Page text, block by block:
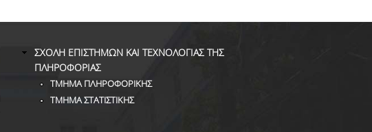
ΣΧΟΛΗ ΕΠΙΣΤΗΜΩΝ ΚΑΙ ΤΕΧΝΟΛΟΓΙΑΣ ΤΗΣ
ΠΛΗΡΟΦΟΡΙΑΣ
ΤΜΗΜΑ ΠΛΗΡΟΦΟΡΙΚΗΣ
ΤΜΗΜΑ ΣΤΑΤΙΣΤΙΚΗΣ